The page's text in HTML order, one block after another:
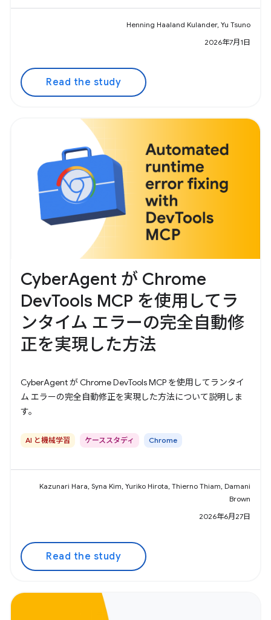
Henning Haaland Kulander, Yu Tsuno
2026年7月1日
Read the study
CyberAgent が Chrome
DevTools MCP を使用してラ
ンタイム エラーの完全自動修
正を実現した方法
CyberAgent が Chrome DevTools MCP を使用してランタイ
ム エラーの完全自動修正を実現した方法について説明しま
す。
AI と機械学習 ケーススタディ Chrome
Kazunari Hara, Syna Kim, Yuriko Hirota, Thierno Thiam, Damani
Brown
2026年6月27日
Read the study